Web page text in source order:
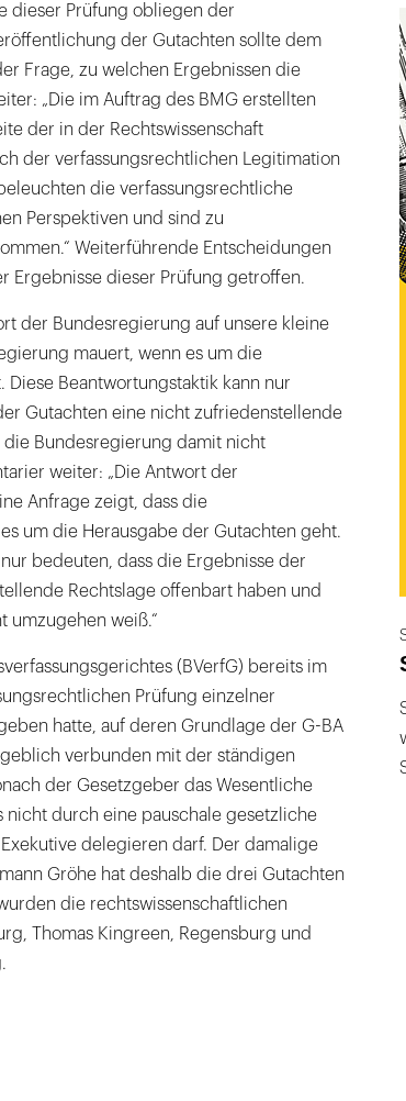
dieser Prüfung obliegen der
der Gutachten sollte dem
Frage, zu welchen Ergebnissen die
„Die im Auftrag des BMG erstellten
der in der Rechtswissenschaft
der verfassungsrechtlichen Legitimation
die verfassungsrechtliche
Perspektiven und sind zu
Weiterführende Entscheidungen
Ergebnisse dieser Prüfung getroffen.
der Bundesregierung auf unsere kleine
mauert, wenn es um die
Diese Beantwortungstaktik kann nur
Gutachten eine nicht zufriedenstellende
Bundesregierung damit nicht
weiter: „Die Antwort der
Anfrage zeigt, dass die
um die Herausgabe der Gutachten geht.
bedeuten, dass die Ergebnisse der
Rechtslage offenbart haben und
umzugehen weiß.“
(BVerfG) bereits im
Prüfung einzelner
hatte, auf deren Grundlage der G-BA
verbunden mit der ständigen
der Gesetzgeber das Wesentliche
durch eine pauschale gesetzliche
delegieren darf. Der damalige
Gröhe hat deshalb die drei Gutachten
die rechtswissenschaftlichen
Thomas Kingreen, Regensburg und